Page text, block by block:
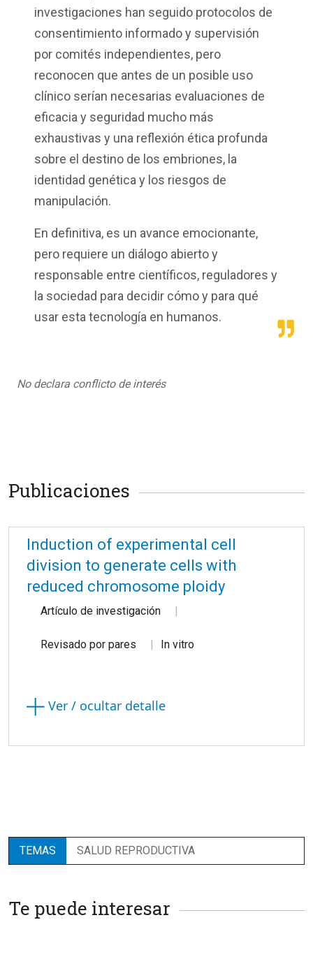
investigaciones han seguido protocolos de
consentimiento informado y supervisión
por comités independientes, pero
reconocen que antes de un posible uso
clínico serían necesarias evaluaciones de
eficacia y seguridad mucho más
exhaustivas y una reflexión ética profunda
sobre el destino de los embriones, la
identidad genética y los riesgos de
manipulación.
En definitiva, es un avance emocionante,
pero requiere un diálogo abierto y
responsable entre científicos, reguladores y
la sociedad para decidir cómo y para qué
usar esta tecnología en humanos.
No declara conflicto de interés
Publicaciones
Induction of experimental cell
division to generate cells with
reduced chromosome ploidy
Artículo de investigación
Revisado por pares In vitro
Ver / ocultar detalle
TEMAS SALUD REPRODUCTIVA
Te puede interesar